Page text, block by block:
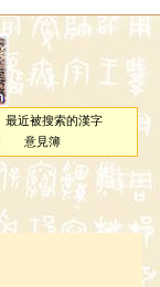
最近被搜索的漢字
意見簿